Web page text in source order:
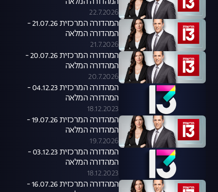
22.7.2026
המהדורה המרכזית 21.07.26 -
המהדורה המלאה
21.7.2026
המהדורה המרכזית 20.07.26 -
המהדורה המלאה
20.7.2026
המהדורה המרכזית 04.12.23 -
המהדורה המלאה
18.12.2023
המהדורה המרכזית 19.07.26 -
המהדורה המלאה
19.7.2026
המהדורה המרכזית 03.12.23 -
המהדורה המלאה
18.12.2023
המהדורה המרכזית 16.07.26 -